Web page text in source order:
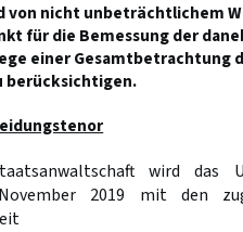
von nicht unbeträchtlichem
für die Bemessung der
einer Gesamtbetrachtung
berücksichtigen.
wird das
2019 mit den